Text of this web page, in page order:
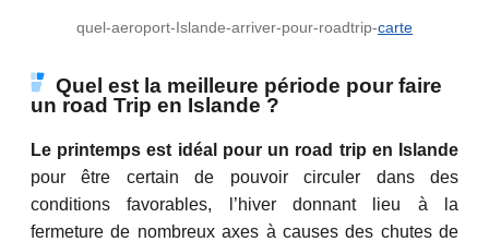
quel-aeroport-Islande-arriver-pour-roadtrip-carte
Quel est la meilleure période pour faire
un road Trip en Islande ?
Le printemps est idéal pour un road trip en Islande
pour être certain de pouvoir circuler dans des
conditions favorables, l’hiver donnant lieu à la
fermeture de nombreux axes à causes des chutes de